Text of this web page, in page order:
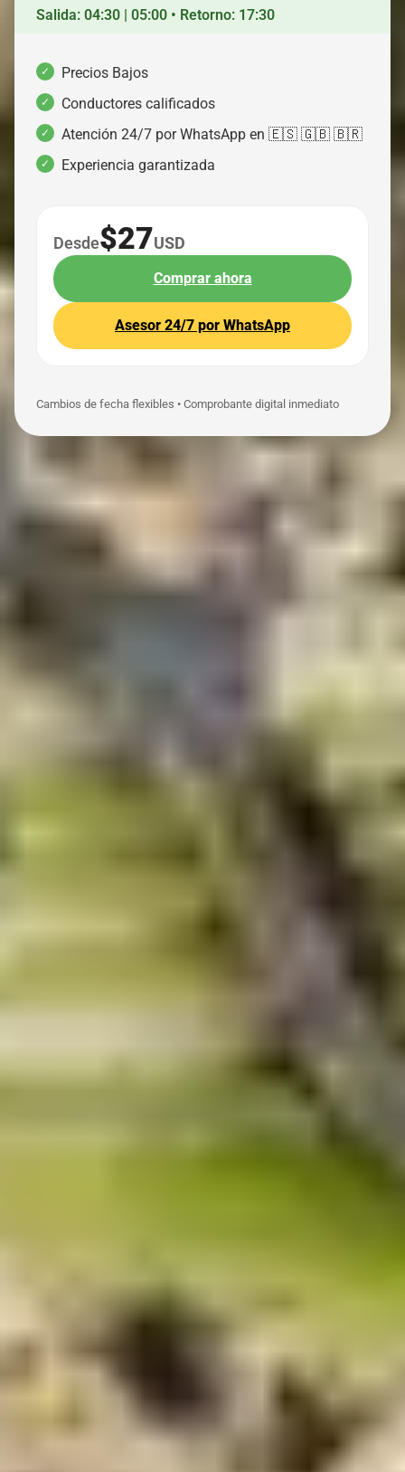
Salida: 04:30 | 05:00 • Retorno: 17:30
Precios Bajos
Conductores calificados
Atención 24/7 por WhatsApp en 🇪🇸 🇬🇧 🇧🇷
Experiencia garantizada
Desde$27USD
Comprar ahora
Asesor 24/7 por WhatsApp
Cambios de fecha flexibles • Comprobante digital inmediato